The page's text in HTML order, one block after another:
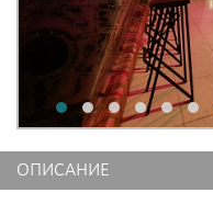
ОПИСАНИЕ